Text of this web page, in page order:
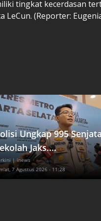
tingkat kecerdasan
(Reporter:
Ungkap 995
Jaks....
| inews
7 Agustus 2026 - 11:28